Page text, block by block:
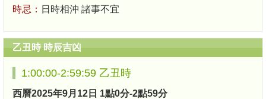
時忌： 日時相沖 諸事不宜
乙丑時 時辰吉凶
1:00:00-2:59:59 乙丑時
西曆2025年9月12日 1點0分-2點59分